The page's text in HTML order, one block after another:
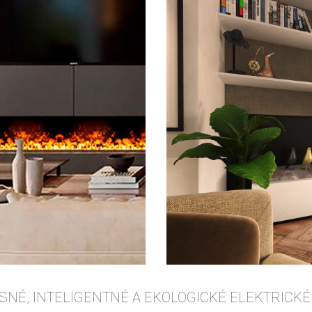
INTELIGENTNÉ A EKOLOGICKÉ